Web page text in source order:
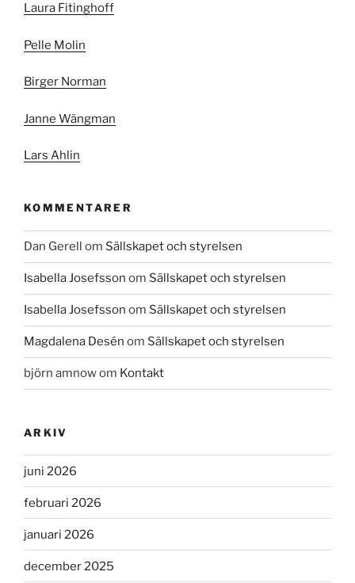
Laura Fitinghoff
Pelle Molin
Birger Norman
Janne Wängman
Lars Ahlin
KOMMENTARER
Dan Gerell om Sällskapet och styrelsen
Isabella Josefsson om Sällskapet och styrelsen
Isabella Josefsson om Sällskapet och styrelsen
Magdalena Desén om Sällskapet och styrelsen
björn amnowom Kontakt
ARKIV
juni 2026
februari 2026
januari 2026
december 2025